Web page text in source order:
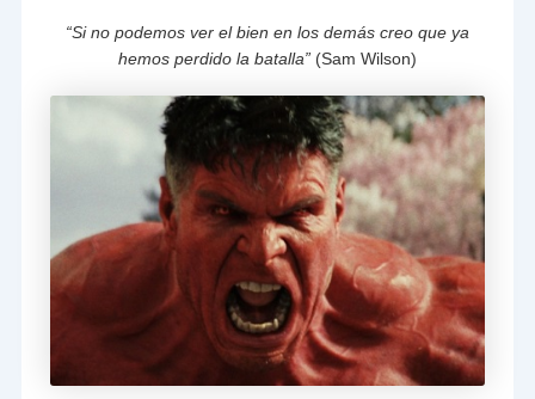
“Si no podemos ver el bien en los demás creo que ya
hemos perdido la batalla” (Sam Wilson)